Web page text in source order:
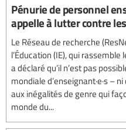
Pénurie de personnel
appelle à lutter contre
Le Réseau de recherche
l’Éducation (IE), qui
a déclaré qu’il n’est pas
mondiale d’enseignant·e·s –
aux inégalités de genre qui
monde du...